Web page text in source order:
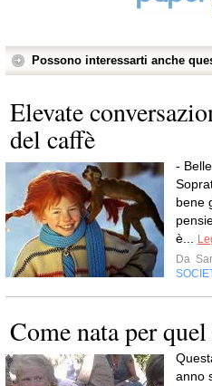
Possono interessarti anche
Elevate
del caffè
-
bene
è...
Da
Come nata per
anno